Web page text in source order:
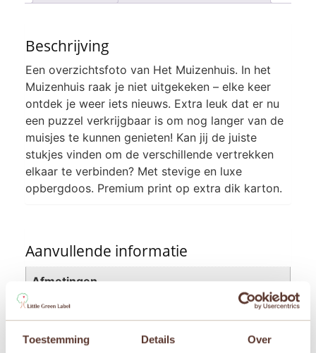
Toestemming Details Over
Beschrijving
Een overzichtsfoto van Het Muizenhuis. In het
Muizenhuis raak je niet uitgekeken – elke keer
ontdek je weer iets nieuws. Extra leuk dat er nu
een puzzel verkrijgbaar is om nog langer van de
muisjes te kunnen genieten! Kan jij de juiste
stukjes vinden om de verschillende vertrekken
elkaar te verbinden? Met stevige en luxe
opbergdoos. Premium print op extra dik karton.
Aanvullende informatie
Afmetingen
67 × 48 cm